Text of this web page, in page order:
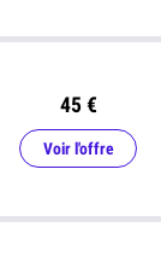
45 €
Voir l'offre